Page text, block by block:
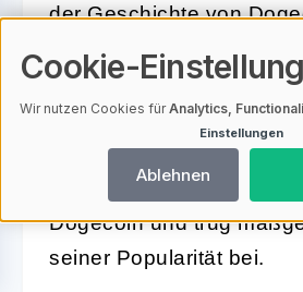
der Geschichte von
Ursprung der
einem Internet-Meme,
Inu-Hund zeigt. Dieses
mit humorvollen Texten
Schrift, wurde schnell
Dogecoin und trug
seiner Popularität bei.
Cookie-
Wir nutzen Cookies fürAnalytics,
Einstellungen
Ablehnen